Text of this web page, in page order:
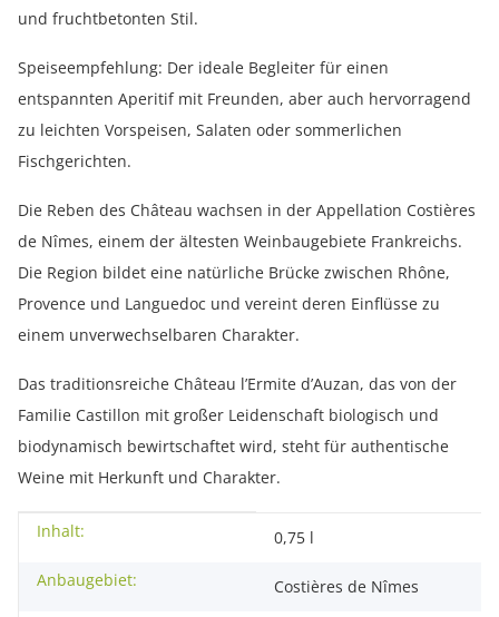
und fruchtbetonten Stil.
Speiseempfehlung: Der ideale Begleiter für einen
entspannten Aperitif mit Freunden, aber auch hervorragend
zu leichten Vorspeisen, Salaten oder sommerlichen
Fischgerichten.
Die Reben des Château wachsen in der Appellation Costières
de Nîmes, einem der ältesten Weinbaugebiete Frankreichs.
Die Region bildet eine natürliche Brücke zwischen Rhône,
Provence und Languedoc und vereint deren Einflüsse zu
einem unverwechselbaren Charakter.
Das traditionsreiche Château l’Ermite d’Auzan, das von der
Familie Castillon mit großer Leidenschaft biologisch und
biodynamisch bewirtschaftet wird, steht für authentische
Weine mit Herkunft und Charakter.
Produkteigenschaft
Wert
Inhalt:
0,75 l
Anbaugebiet:
Costières de Nîmes